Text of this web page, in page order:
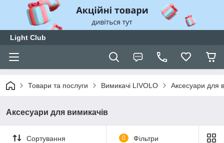
Light Club
Товари та послуги Вимикачі LIVOLO Аксесуари для
Аксесуари для вимикачів
Сортування 0 Фільтри